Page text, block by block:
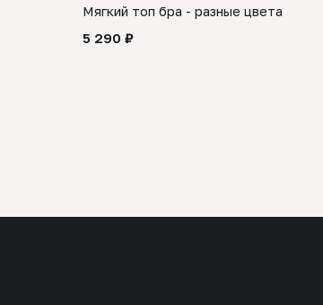
Мягкий топ бра - разные цвета
5 290 ₽